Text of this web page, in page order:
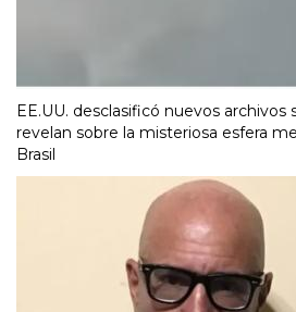
EE.UU. desclasificó nuevos archivos
revelan sobre la misteriosa esfera
Brasil